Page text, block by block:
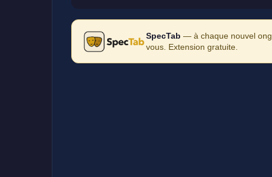
SpecTab — à chaque nouvel
vous. Extension gratuite.